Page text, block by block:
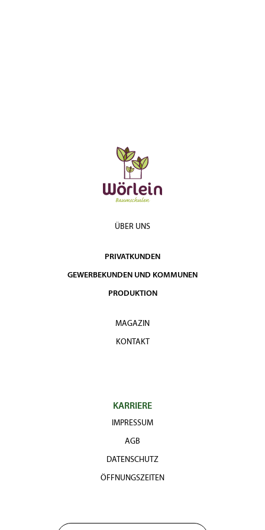
ÜBER UNS
PRIVATKUNDEN
GEWERBEKUNDEN UND KOMMUNEN
PRODUKTION
MAGAZIN
KONTAKT
KARRIERE
IMPRESSUM
AGB
DATENSCHUTZ
ÖFFNUNGSZEITEN